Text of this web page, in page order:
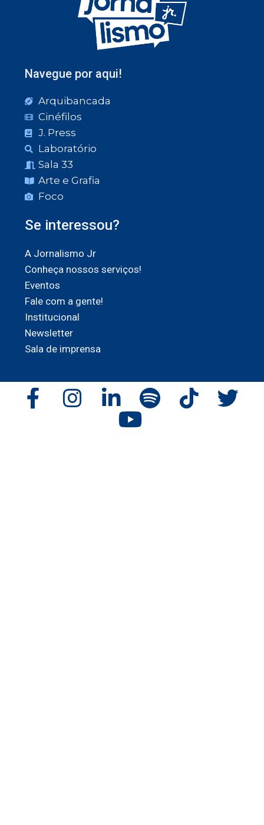
Navegue por aqui!
Arquibancada
Cinéfilos
J. Press
Laboratório
Sala 33
Arte e Grafia
Foco
Se interessou?
A Jornalismo Jr
Conheça nossos serviços!
Eventos
Fale com a gente!
Institucional
Newsletter
Sala de imprensa